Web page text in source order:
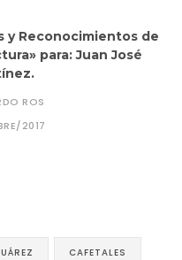
y Reconocimientos de
para: Juan José
ROS
2017
CAFETALES